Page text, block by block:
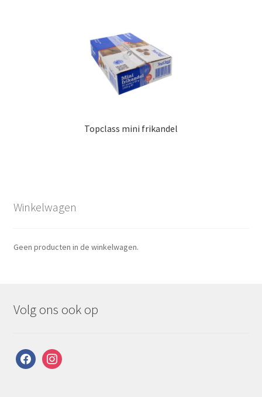
Topclass mini frikandel
Winkelwagen
Geen producten in de winkelwagen.
Volg ons ook op
facebookinstagram